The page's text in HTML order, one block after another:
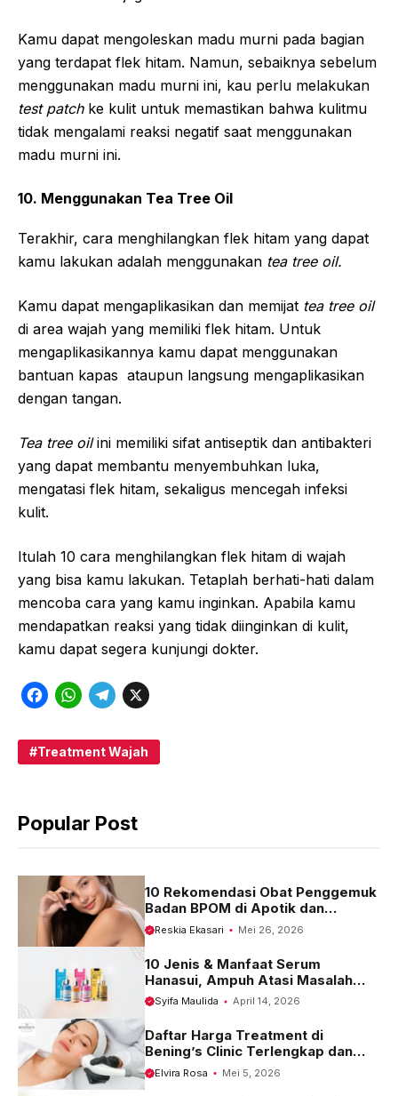
Kamu dapat mengoleskan madu murni pada bagian
yang terdapat flek hitam. Namun, sebaiknya sebelum
menggunakan madu murni ini, kau perlu melakukan
test patch ke kulit untuk memastikan bahwa kulitmu
tidak mengalami reaksi negatif saat menggunakan
madu murni ini.
10. Menggunakan Tea Tree Oil
Terakhir, cara menghilangkan flek hitam yang dapat
kamu lakukan adalah menggunakan tea tree oil.
Kamu dapat mengaplikasikan dan memijat tea tree oil
di area wajah yang memiliki flek hitam. Untuk
mengaplikasikannya kamu dapat menggunakan
bantuan kapas ataupun langsung mengaplikasikan
dengan tangan.
Tea tree oilini memiliki sifat antiseptik dan antibakteri
yang dapat membantu menyembuhkan luka,
mengatasi flek hitam, sekaligus mencegah infeksi
kulit.
Itulah 10 cara menghilangkan flek hitam di wajah
yang bisa kamu lakukan. Tetaplah berhati-hati dalam
mencoba cara yang kamu inginkan. Apabila kamu
mendapatkan reaksi yang tidak diinginkan di kulit,
kamu dapat segera kunjungi dokter.
F
c
o
W
a
A
p
T
l
r
m
X
Treatment Wajah
Popular Post
10 Rekomendasi Obat Penggemuk
Badan BPOM di Apotik dan
Harganya
Reskia Ekasari Mei 26, 2026
10 Jenis & Manfaat Serum
Hanasui, Ampuh Atasi Masalah
Kulit
Syifa Maulida April 14, 2026
Daftar Harga Treatment di
Bening’s Clinic Terlengkap dan
Terbaru 2023
Elvira Rosa Mei 5, 2026